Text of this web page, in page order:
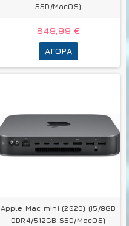
SSD/MacOS)
849,99 €
ΑΓΟΡΆ
Apple Mac mini (2020) (i5/8GB
DDR4/512GB SSD/MacOS)